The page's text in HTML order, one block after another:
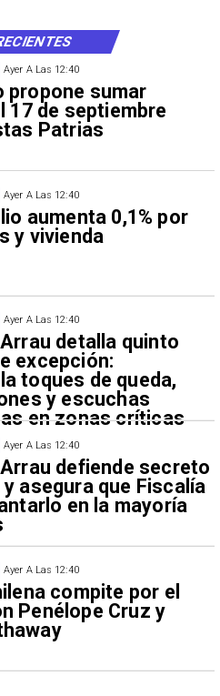
Ayer A Las 12:40
propone sumar
17 de septiembre
Patrias
Ayer A Las 12:40
aumenta 0,1% por
y vivienda
Ayer A Las 12:40
detalla quinto
excepción:
toques de queda,
y escuchas
en zonas críticas
Ayer A Las 12:40
defiende secreto
asegura que Fiscalía
en la mayoría
Ayer A Las 12:40
compite por el
Penélope Cruz y